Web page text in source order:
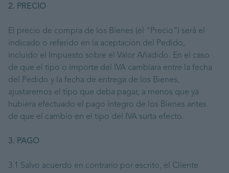
2. PRECIO
El precio de compra de los Bienes (el “Precio”) será el
indicado o referido en la aceptación del Pedido,
incluido el Impuesto sobre el Valor Añadido. En el caso
de que el tipo o importe del IVA cambiara entre la fecha
del Pedido y la fecha de entrega de los Bienes,
ajustaremos el tipo que deba pagar, a menos que ya
hubiera efectuado el pago íntegro de los Bienes antes
de que el cambio en el tipo del IVA surta efecto.
3. PAGO
3.1 Salvo acuerdo en contrario por escrito, el Cliente